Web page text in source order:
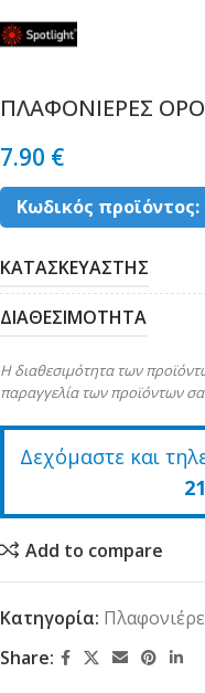
ΠΛΑΦΟΝΙΕΡΕΣ
7.90 €
Κωδικός προϊόντος:
ΚΑΤΑΣΚΕΥΑΣΤΗΣ
ΔΙΑΘΕΣΙΜΟΤΗΤΑ
Η διαθεσιμότητα των
παραγγελία των προϊόντων
Δεχόμαστε και
Add to compare
Κατηγορία:
Share: